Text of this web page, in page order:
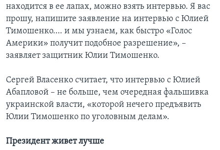
находится в ее лапах, можно взять интервью. Я вас
прошу, напишите заявление на интервью с Юлией
Тимошенко…. и мы узнаем, как быстро «Голос
Америки» получит подобное разрешение», –
заявляет защитник Юлии Тимошенко.
Сергей Власенко считает, что интервью с Юлией
Абапловой – не больше, чем очередная фальшивка
украинской власти, «которой нечего предъявить
Юлии Тимошенко по уголовным делам».
Президент живет лучше